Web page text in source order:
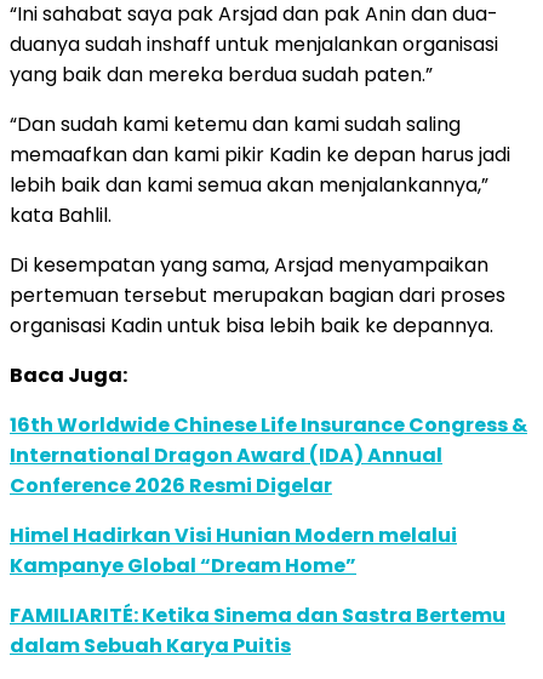
“Ini sahabat saya pak Arsjad dan pak Anin dan dua-
duanya sudah inshaff untuk menjalankan organisasi
yang baik dan mereka berdua sudah paten.”
“Dan sudah kami ketemu dan kami sudah saling
memaafkan dan kami pikir Kadin ke depan harus jadi
lebih baik dan kami semua akan menjalankannya,”
kata Bahlil.
Di kesempatan yang sama, Arsjad menyampaikan
pertemuan tersebut merupakan bagian dari proses
organisasi Kadin untuk bisa lebih baik ke depannya.
Baca Juga:
16th Worldwide Chinese Life Insurance Congress &
International Dragon Award (IDA) Annual
Conference 2026 Resmi Digelar
Himel Hadirkan Visi Hunian Modern melalui
Kampanye Global “Dream Home”
FAMILIARITÉ: Ketika Sinema dan Sastra Bertemu
dalam Sebuah Karya Puitis